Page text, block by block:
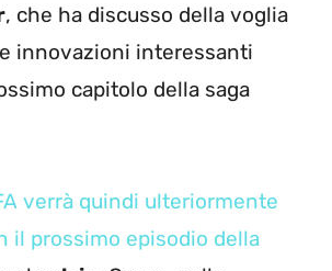
, che ha discusso della voglia
innovazioni interessanti
capitolo della saga
verrà quindi ulteriormente
il prossimo episodio della